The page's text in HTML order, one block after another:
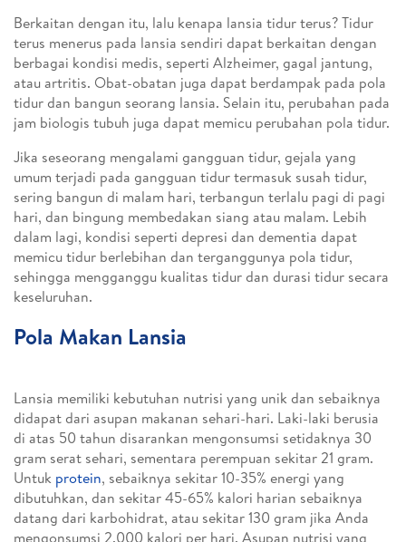
Berkaitan dengan itu, lalu kenapa lansia tidur terus? Tidur
terus menerus pada lansia sendiri dapat berkaitan dengan
berbagai kondisi medis, seperti Alzheimer, gagal jantung,
atau artritis. Obat-obatan juga dapat berdampak pada pola
tidur dan bangun seorang lansia. Selain itu, perubahan pada
jam biologis tubuh juga dapat memicu perubahan pola tidur.
Jika seseorang mengalami gangguan tidur, gejala yang
umum terjadi pada gangguan tidur termasuk susah tidur,
sering bangun di malam hari, terbangun terlalu pagi di pagi
hari, dan bingung membedakan siang atau malam. Lebih
dalam lagi, kondisi seperti depresi dan dementia dapat
memicu tidur berlebihan dan terganggunya pola tidur,
sehingga mengganggu kualitas tidur dan durasi tidur secara
keseluruhan.
Pola Makan Lansia
Lansia memiliki kebutuhan nutrisi yang unik dan sebaiknya
didapat dari asupan makanan sehari-hari. Laki-laki berusia
di atas 50 tahun disarankan mengonsumsi setidaknya 30
gram serat sehari, sementara perempuan sekitar 21 gram.
Untuk protein, sebaiknya sekitar 10-35% energi yang
dibutuhkan, dan sekitar 45-65% kalori harian sebaiknya
datang dari karbohidrat, atau sekitar 130 gram jika Anda
mengonsumsi 2.000 kalori per hari. Asupan nutrisi yang